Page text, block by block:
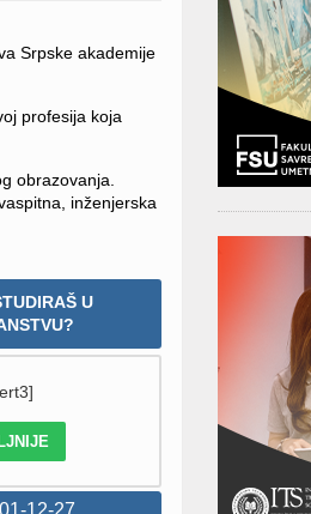
Srpske akademije
profesija koja
obrazovanja.
inženjerska
U
12-27